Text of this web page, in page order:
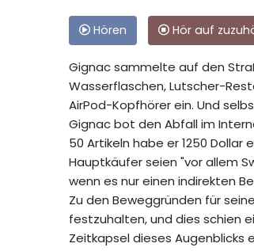
Hören Hör auf
Gignac sammelte auf den
Wasserflaschen, Lutscher-
AirPod-Kopfhörer ein. Und
Gignac bot den Abfall im
50 Artikeln habe er 1250
Hauptkäufer seien "vor allem
wenn es nur einen indirekten
Zu den Beweggründen für
festzuhalten, und dies schien
Zeitkapsel dieses Augenblicks